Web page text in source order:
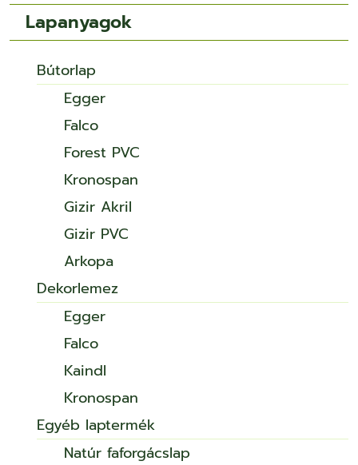
Lapanyagok
Bútorlap
Egger
Falco
Forest PVC
Kronospan
Gizir Akril
Gizir PVC
Arkopa
Dekorlemez
Egger
Falco
Kaindl
Kronospan
Egyéb laptermék
Natúr faforgácslap